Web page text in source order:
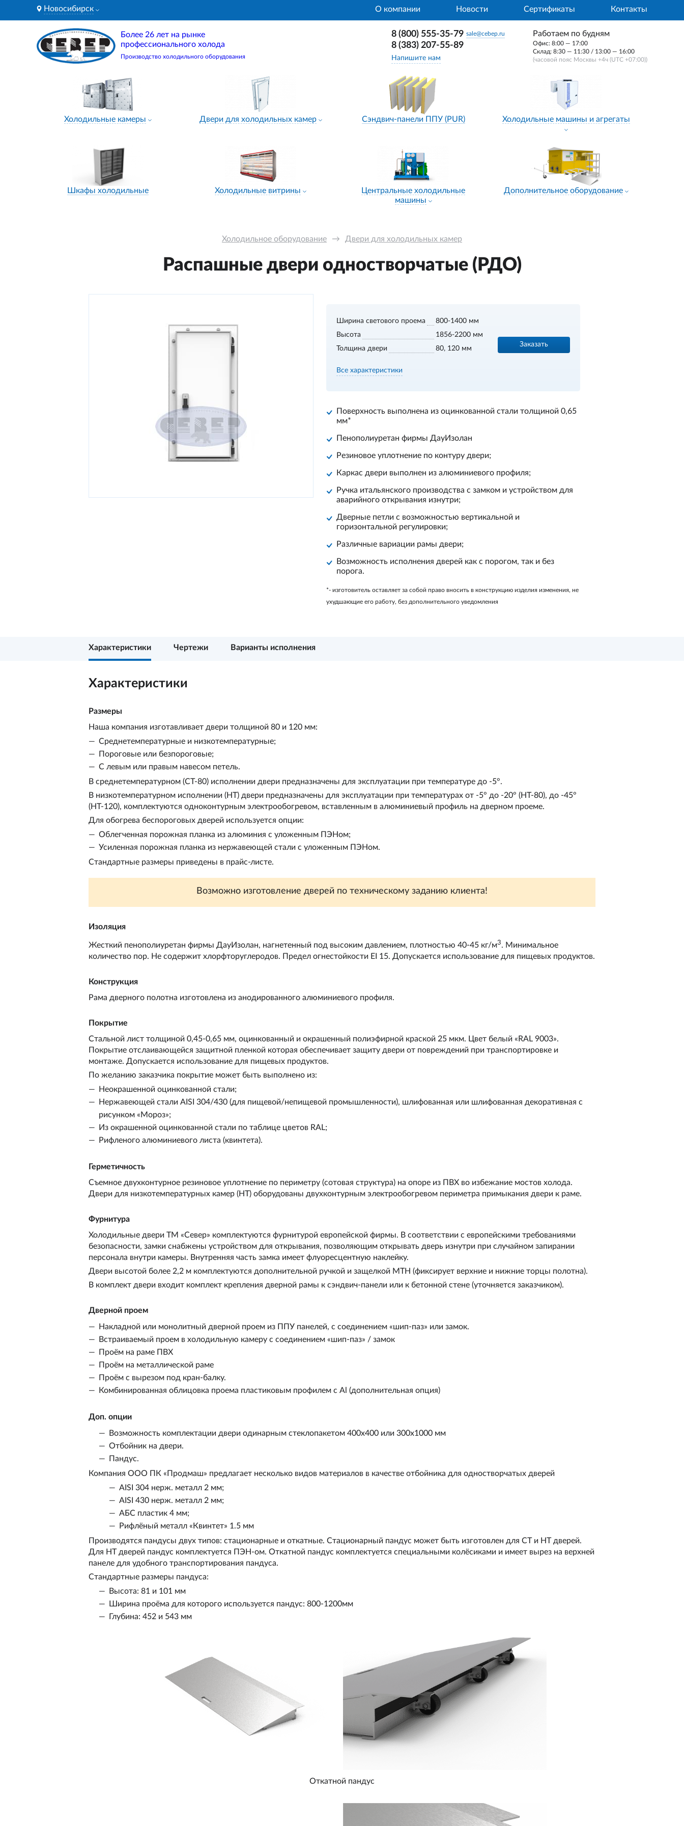
Новосибирск О компании Новости Сертификаты Контакты
Более 26 лет на рынке
профессионального холода
Производство холодильного оборудования
8 (800) 555-35-79 sale@cebep.ru
8 (383) 207-55-89
Напишите нам
Работаем по будням
Офис: 8:00 — 17:00
Склад: 8:30 — 11:30 / 13:00 — 16:00
(часовой пояс Москвы +4ч (UTC +07:00))
Холодильные камеры Двери для холодильных камер Сэндвич-панели ППУ (PUR) Холодильные машины и агрегаты
Шкафы холодильные Холодильные витрины
Центральные холодильные
машины
Дополнительное оборудование
Холодильное оборудование → Двери для холодильных камер
Распашные двери одностворчатые (РДО)
Ширина светового проема
800-1400 мм
Высота
1856-2200 мм
Толщина двери
80, 120 мм
Заказать
Все характеристики
Поверхность выполнена из оцинкованной стали толщиной 0,65
мм*
Пенополиуретан фирмы ДауИзолан
Резиновое уплотнение по контуру двери;
Каркас двери выполнен из алюминиевого профиля;
Ручка итальянского производства с замком и устройством для
аварийного открывания изнутри;
Дверные петли с возможностью вертикальной и
горизонтальной регулировки;
Различные вариации рамы двери;
Возможность исполнения дверей как с порогом, так и без
порога.
*- изготовитель оставляет за собой право вносить в конструкцию изделия изменения, не
ухудшающие его работу, без дополнительного уведомления
Характеристики Чертежи Варианты исполнения
Характеристики
Размеры
Наша компания изготавливает двери толщиной 80 и 120 мм:
Среднетемпературные и низкотемпературные;
Пороговые или безпороговые;
С левым или правым навесом петель.
В среднетемпературном (СТ-80) исполнении двери предназначены для эксплуатации при температуре до -5°.
В низкотемпературном исполнении (НТ) двери предназначены для эксплуатации при температурах от -5° до -20° (НТ-80), до -45°
(НТ-120), комплектуются одноконтурным электрообогревом, вставленным в алюминиевый профиль на дверном проеме.
Для обогрева беспороговых дверей используется опции:
Облегченная порожная планка из алюминия с уложенным ПЭНом;
Усиленная порожная планка из нержавеющей стали с уложенным ПЭНом.
Стандартные размеры приведены в прайс-листе.
Возможно изготовление дверей по техническому заданию клиента!
Изоляция
Жесткий пенополиуретан фирмы ДауИзолан, нагнетенный под высоким давлением, плотностью 40-45 кг/м3. Минимальное
количество пор. Не содержит хлорфторуглеродов. Предел огнестойкости EI 15. Допускается использование для пищевых продуктов.
Конструкция
Рама дверного полотна изготовлена из анодированного алюминиевого профиля.
Покрытие
Стальной лист толщиной 0,45-0,65 мм, оцинкованный и окрашенный полиэфирной краской 25 мкм. Цвет белый «RAL 9003».
Покрытие отслаивающейся защитной пленкой которая обеспечивает защиту двери от повреждений при транспортировке и
монтаже. Допускается использование для пищевых продуктов.
По желанию заказчика покрытие может быть выполнено из:
Неокрашенной оцинкованной стали;
Нержавеющей стали AISI 304/430 (для пищевой/непищевой промышленности), шлифованная или шлифованная декоративная с
рисунком «Мороз»;
Из окрашенной оцинкованной стали по таблице цветов RAL;
Рифленого алюминиевого листа (квинтета).
Герметичность
Съемное двухконтурное резиновое уплотнение по периметру (сотовая структура) на опоре из ПВХ во избежание мостов холода.
Двери для низкотемпературных камер (НТ) оборудованы двухконтурным электрообогревом периметра примыкания двери к раме.
Фурнитура
Холодильные двери ТМ «Север» комплектуются фурнитурой европейской фирмы. В соответствии с европейскими требованиями
безопасности, замки снабжены устройством для открывания, позволяющим открывать дверь изнутри при случайном запирании
персонала внутри камеры. Внутренняя часть замка имеет флуоресцентную наклейку.
Двери высотой более 2,2 м комплектуются дополнительной ручкой и защелкой MTH (фиксирует верхние и нижние торцы полотна).
В комплект двери входит комплект крепления дверной рамы к сэндвич-панели или к бетонной стене (уточняется заказчиком).
Дверной проем
Накладной или монолитный дверной проем из ППУ панелей, с соединением «шип-паз» или замок.
Встраиваемый проем в холодильную камеру с соединением «шип-паз» / замок
Проём на раме ПВХ
Проём на металлической раме
Проём с вырезом под кран-балку.
Комбинированная облицовка проема пластиковым профилем с Al (дополнительная опция)
Доп. опции
Возможность комплектации двери одинарным стеклопакетом 400х400 или 300х1000 мм
Отбойник на двери.
Пандус.
Компания ООО ПК «Продмаш» предлагает несколько видов материалов в качестве отбойника для одностворчатых дверей
AISI 304 нерж. металл 2 мм;
AISI 430 нерж. металл 2 мм;
АБС пластик 4 мм;
Рифлёный металл «Квинтет» 1.5 мм
Производятся пандусы двух типов: стационарные и откатные. Стационарный пандус может быть изготовлен для СТ и НТ дверей.
Для НТ дверей пандус комплектуется ПЭН-ом. Откатной пандус комплектуется специальными колёсиками и имеет вырез на верхней
панеле для удобного транспортирования пандуса.
Стандартные размеры пандуса:
Высота: 81 и 101 мм
Ширина проёма для которого используется пандус: 800-1200мм
Глубина: 452 и 543 мм
Откатной пандус